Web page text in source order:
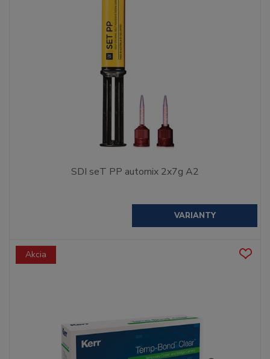
SDI seT PP automix 2x7g A2
VARIANTY
Akcia